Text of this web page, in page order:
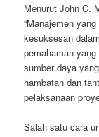
Menurut John C.
“Manajemen
kesuksesan
pemahaman
sumber daya
hambatan dan
pelaksanaan
Salah satu cara